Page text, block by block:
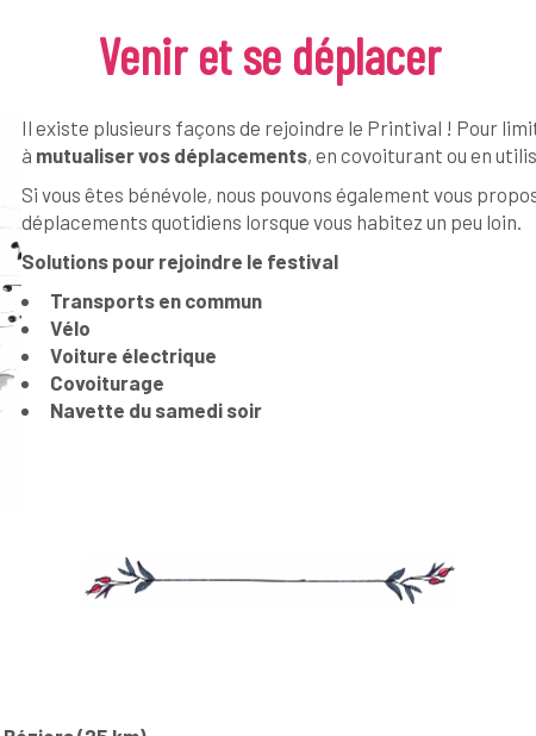
Venir et se déplacer
Il existe plusieurs façons de rejoindre le Printival ! Pour
à mutualiser vos déplacements, en covoiturant ou en
Si vous êtes bénévole, nous pouvons également vous
déplacements quotidiens lorsque vous habitez un peu loin.
Solutions pour rejoindre le festival
Transports en commun
Vélo
Voiture électrique
Covoiturage
Navette du samedi soir